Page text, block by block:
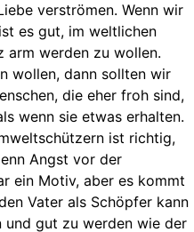
verströmen. Wenn wir
es gut, im weltlichen
arm werden zu wollen.
wollen, dann sollten wir
die eher froh sind,
wenn sie etwas erhalten.
ist richtig,
Angst vor der
ein Motiv, aber es kommt
Vater als Schöpfer kann
und gut zu werden wie der